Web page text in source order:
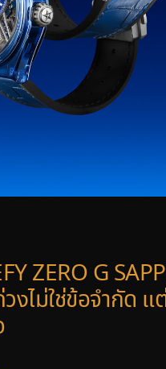
ZERO G
งไม่ใช่ข้อจำกัด